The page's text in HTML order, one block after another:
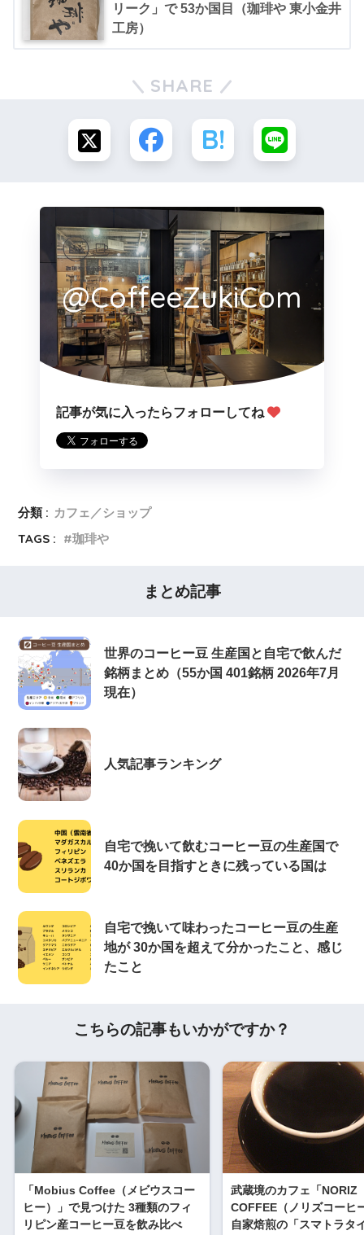
リーク」で 53か国目（珈琲や 東小金井
工房）
SHARE
@CoffeeZukiCom
記事が気に入ったらフォローしてね
分類 : カフェ／ショップ
TAGS :
珈琲や
まとめ記事
世界のコーヒー豆 生産国と自宅で飲んだ
銘柄まとめ（55か国 401銘柄 2026年7月
現在）
人気記事ランキング
自宅で挽いて飲むコーヒー豆の生産国で
40か国を目指すときに残っている国は
自宅で挽いて味わったコーヒー豆の生産
地が 30か国を超えて分かったこと、感じ
たこと
こちらの記事もいかがですか？
「Mobius Coffee（メビウスコー
ヒー）」で見つけた 3種類のフィ
リピン産コーヒー豆を飲み比べ
武蔵境のカフェ「NORIZ
COFFEE（ノリズコーヒ
自家焙煎の「スマトラタ